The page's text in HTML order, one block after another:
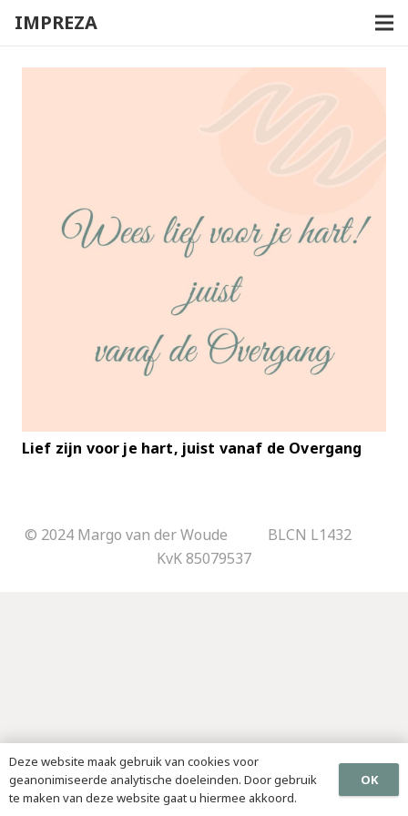
IMPREZA
Lief zijn voor je hart, juist vanaf de Overgang
© 2024 Margo van der Woude BLCN L1432
KvK 85079537
Deze website maak gebruik van cookies voor
geanonimiseerde analytische doeleinden. Door gebruik
te maken van deze website gaat u hiermee akkoord.
OK